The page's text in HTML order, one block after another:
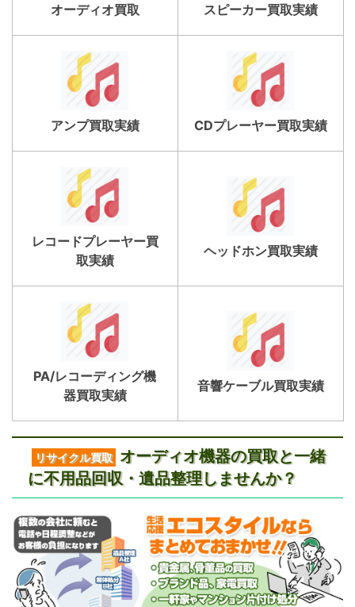
オーディオ買取 スピーカー買取実績
アンプ買取実績 CDプレーヤー買取実績
レコードプレーヤー買
取実績
ヘッドホン買取実績
PA/レコーディング機
器買取実績
音響ケーブル買取実績
リサイクル買取 オーディオ機器の買取と一緒
に不用品回収・遺品整理しませんか？